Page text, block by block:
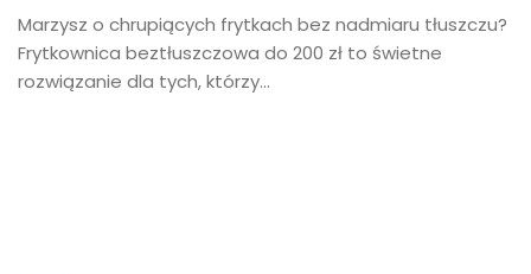
Marzysz o chrupiących frytkach bez nadmiaru tłuszczu?
Frytkownica beztłuszczowa do 200 zł to świetne
rozwiązanie dla tych, którzy...